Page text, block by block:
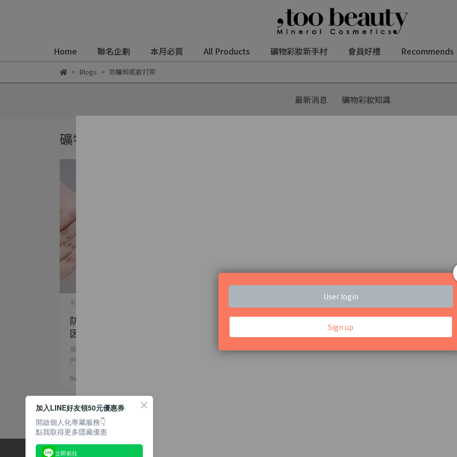
Home 聯名企劃 本月必買 All Products 礦物彩妝新手村 會員好禮 Recommends
Blogs 防曬和底妝打架
最新消息 礦物彩妝知識
礦物彩妝知識
防曬跟底妝打架？揭秘「底妝起屑原
因」與 4 大解決方案
彩妝知識 | 2026-05-24
早上花了一小時認真保養、上妝打底，結果出
門不到兩小時，臉上開⋯
Read More
加入LINE好友領50元優惠券
開啟個人化專屬服務👇
點我取得更多隱藏優惠
立即前往